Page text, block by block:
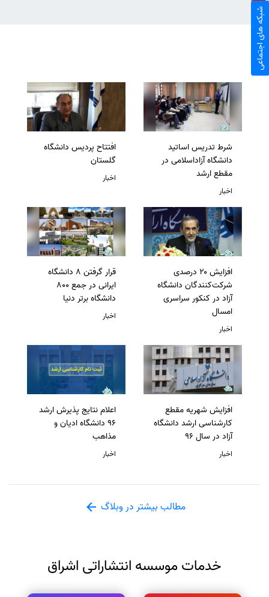
شرط تدریس اساتید
دانشگاه آزاداسلامی در
مقطع ارشد
اخبار
افتتاح پردیس دانشگاه
گلستان
اخبار
افزایش ۲۰ درصدی
شرکت‌کنندگان دانشگاه
آزاد در کنکور سراسری
امسال
اخبار
قرار گرفتن 8 دانشگاه
ایرانی در جمع 800
دانشگاه برتر دنیا
اخبار
افزایش شهریه مقطع
کارشناسی ارشد دانشگاه
آزاد در سال 96
اخبار
اعلام نتایج پذیرش ارشد
96 دانشگاه ادیان و
مذاهب
اخبار
مطالب بیشتر در وبلاگ
خدمات موسسه انتشاراتی اشراق
شبکه های اجتماعی